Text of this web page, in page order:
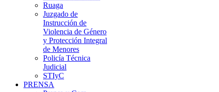
Ruaga
Juzgado de
Instrucción de
Violencia de Género
y Protección Integral
de Menores
Policía Técnica
Judicial
STIyC
PRENSA